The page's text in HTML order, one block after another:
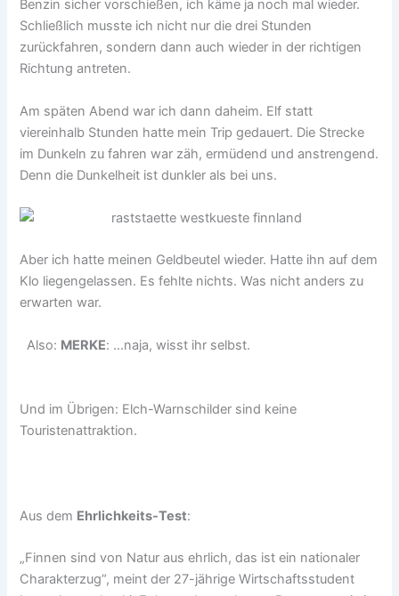
Benzin sicher vorschießen, ich käme ja noch mal wieder.
Schließlich musste ich nicht nur die drei Stunden
zurückfahren, sondern dann auch wieder in der richtigen
Richtung antreten.
Am späten Abend war ich dann daheim. Elf statt
viereinhalb Stunden hatte mein Trip gedauert. Die Strecke
im Dunkeln zu fahren war zäh, ermüdend und anstrengend.
Denn die Dunkelheit ist dunkler als bei uns.
Aber ich hatte meinen Geldbeutel wieder. Hatte ihn auf dem
Klo liegengelassen. Es fehlte nichts. Was nicht anders zu
erwarten war.
Also: MERKE: …naja, wisst ihr selbst.
Und im Übrigen: Elch-Warnschilder sind keine
Touristenattraktion.
Aus dem Ehrlichkeits-Test:
„Finnen sind von Natur aus ehrlich, das ist ein nationaler
Charakterzug“, meint der 27-jährige Wirtschaftsstudent